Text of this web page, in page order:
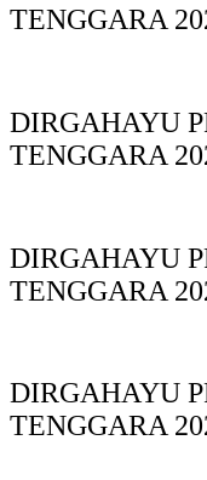
TENGGARA
DIRGAHAYU
TENGGARA
DIRGAHAYU
TENGGARA
DIRGAHAYU
TENGGARA